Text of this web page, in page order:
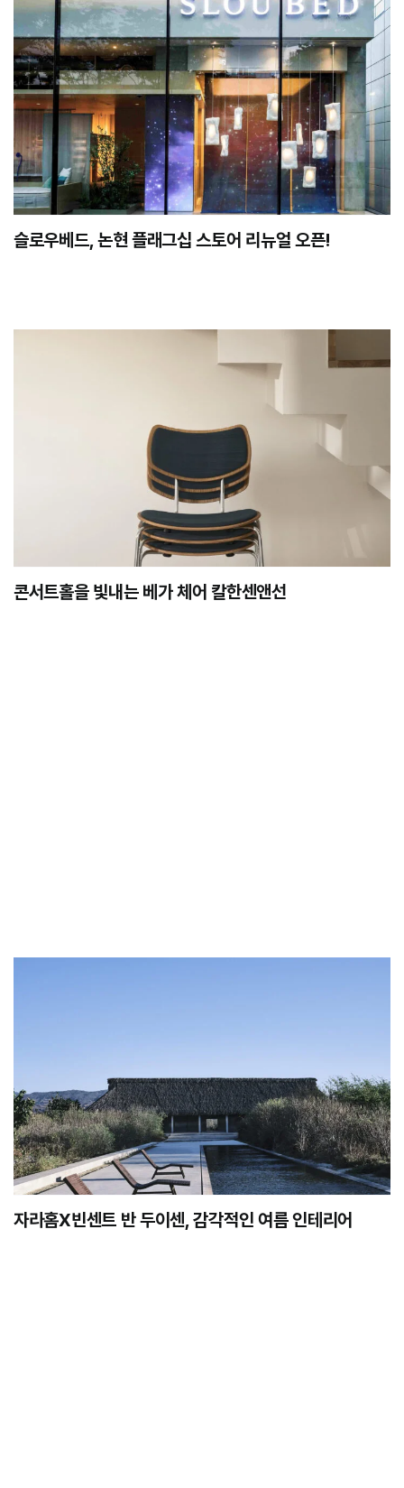
슬로우베드, 논현 플래그십 스토어 리뉴얼 오픈!
콘서트홀을 빛내는 베가 체어 칼한센앤선
자라홈X빈센트 반 두이센, 감각적인 여름 인테리어